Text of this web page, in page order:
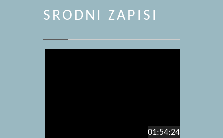
SRODNI ZAPISI
01:54:24